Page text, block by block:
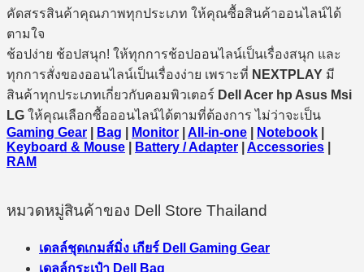
คัดสรรสินค้าคุณภาพทุกประเภท ให้คุณซื้อสินค้าออนไลน์ได้
ตามใจ
ช้อปง่าย ช้อปสนุก! ให้ทุกการช้อปออนไลน์เป็นเรื่องสนุก และ
ทุกการสั่งของออนไลน์เป็นเรื่องง่าย เพราะที่ NEXTPLAY มี
สินค้าทุกประเภทเกี่ยวกับคอมพิวเตอร์ Dell Acer hp Asus Msi
LG ให้คุณเลือกซื้อออนไลน์ได้ตามที่ต้องการ ไม่ว่าจะเป็น
Gaming Gear
Bag Monitor All-in-one Notebook
Keyboard & Mouse
Battery / Adapter Accessories
RAM
หมวดหมู่สินค้าของ Dell Store Thailand
เดลล์ชุดเกมส์มิ่ง เกียร์ Dell Gaming Gear
เดลล์กระเป๋า Dell Bag